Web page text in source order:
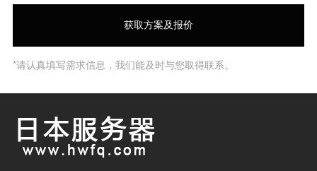
*请认真填写需求信息，我们能及时与您取得联系。